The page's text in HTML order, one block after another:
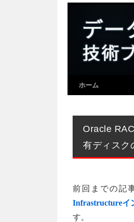
ホーム
Oracle
有ディスク
前回までの記
Infrastructureイ
す。